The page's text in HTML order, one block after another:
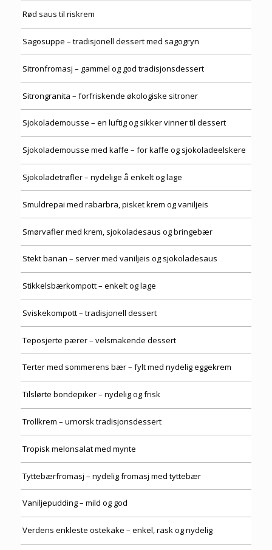
Rød saus til riskrem
Sagosuppe – tradisjonell dessert med sagogryn
Sitronfromasj – gammel og god tradisjonsdessert
Sitrongranita – forfriskende økologiske sitroner
Sjokolademousse – en luftig og sikker vinner til dessert
Sjokolademousse med kaffe – for kaffe og sjokoladeelskere
Sjokoladetrøfler – nydelige å enkelt og lage
Smuldrepai med rabarbra, pisket krem og vaniljeis
Smørvafler med krem, sjokoladesaus og bringebær
Stekt banan – server med vaniljeis og sjokoladesaus
Stikkelsbærkompott – enkelt og lage
Sviskekompott – tradisjonell dessert
Teposjerte pærer – velsmakende dessert
Terter med sommerens bær – fylt med nydelig eggekrem
Tilslørte bondepiker – nydelig og frisk
Trollkrem – urnorsk tradisjonsdessert
Tropisk melonsalat med mynte
Tyttebærfromasj – nydelig fromasj med tyttebær
Vaniljepudding – mild og god
Verdens enkleste ostekake – enkel, rask og nydelig